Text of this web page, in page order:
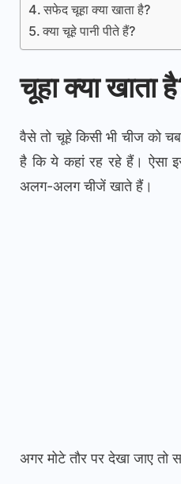
सफेद चूहा क्या खाता है?
क्या चूहे पानी पीते हैं?
चूहा क्या खाता
वैसे तो चूहे किसी भी चीज को
है कि ये कहां रह रहे हैं। ऐसा
अलग-अलग चीजें खाते हैं।
अगर मोटे तौर पर देखा जाए